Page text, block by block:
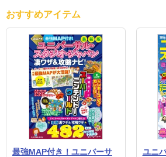
おすすめアイテム
最強MAP付き！ユニバーサ
ユニ